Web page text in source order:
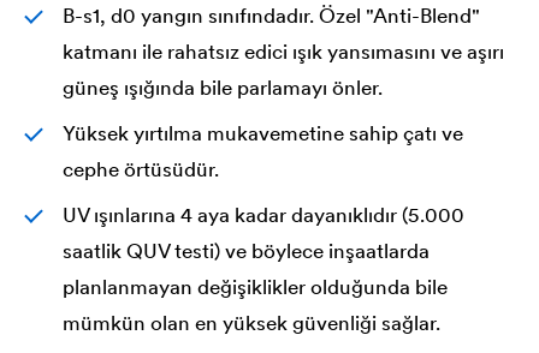
B-s1, d0 yangın sınıfındadır. Özel "Anti-Blend"
katmanı ile rahatsız edici ışık yansımasını ve aşırı
güneş ışığında bile parlamayı önler.
Yüksek yırtılma mukavemetine sahip çatı ve
cephe örtüsüdür.
UV ışınlarına 4 aya kadar dayanıklıdır (5.000
saatlik QUV testi) ve böylece inşaatlarda
planlanmayan değişiklikler olduğunda bile
mümkün olan en yüksek güvenliği sağlar.